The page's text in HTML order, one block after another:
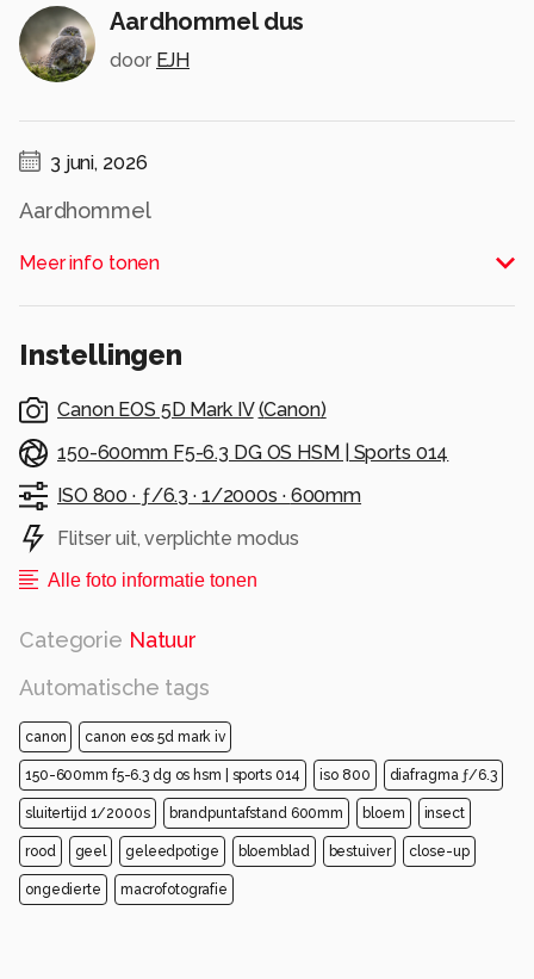
Aardhommel dus
door EJH
3 juni, 2026
Aardhommel
Alle rechten voorbehouden
Meer info tonen
Instellingen
Canon EOS 5D Mark IV (Canon)
150-600mm F5-6.3 DG OS HSM | Sports 014
ISO 800 · ƒ/6.3 · 1/2000s · 600mm
Flitser uit, verplichte modus
Alle foto informatie tonen
Categorie Natuur
Automatische tags
canon canon eos 5d mark iv
150-600mm f5-6.3 dg os hsm | sports 014 iso 800 diafragma ƒ/6.3
sluitertijd 1/2000s brandpuntafstand 600mm bloem insect
rood geel geleedpotige bloemblad bestuiver close-up
ongedierte macrofotografie